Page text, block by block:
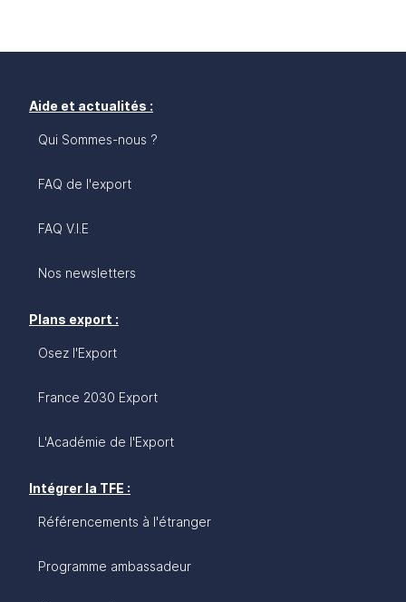
Aide et actualités :
Qui Sommes-nous ?
FAQ de l'export
FAQ V.I.E
Nos newsletters
Plans export :
Osez l'Export
France 2030 Export
L'Académie de l'Export
Intégrer la TFE :
Référencements à l'étranger
Programme ambassadeur